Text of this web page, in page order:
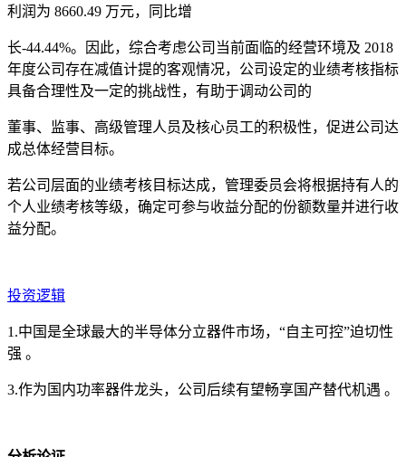
利润为 8660.49 万元，同比增
长-44.44%。因此，综合考虑公司当前面临的经营环境及 2018
年度公司存在减值计提的客观情况，公司设定的业绩考核指标
具备合理性及一定的挑战性，有助于调动公司的
董事、监事、高级管理人员及核心员工的积极性，促进公司达
成总体经营目标。
若公司层面的业绩考核目标达成，管理委员会将根据持有人的
个人业绩考核等级，确定可参与收益分配的份额数量并进行收
益分配。
投资逻辑
1.中国是全球最大的半导体分立器件市场，“自主可控”迫切性
强 。
3.作为国内功率器件龙头，公司后续有望畅享国产替代机遇 。